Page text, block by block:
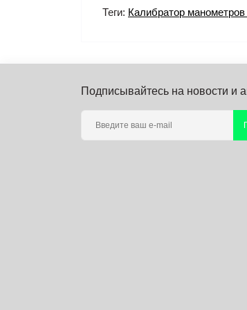
Теги: Калибратор
Подписывайтесь на новости и